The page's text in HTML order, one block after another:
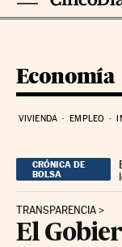
Economía
VIVIENDA EMPLEO
CRÓNICA DE
BOLSA
TRANSPARENCIA
El